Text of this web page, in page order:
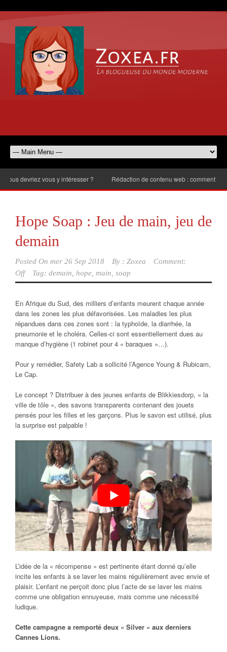
devriez vous y intéresser ? Rédaction de contenu web : comment choisir
Hope Soap : Jeu de main, jeu de
demain
Posted On mer 26 Sep 2018 By : Zoxea
Comment:
Off
Tag: demain, hope, main, soap
En Afrique du Sud, des milliers d’enfants meurent chaque année
dans les zones les plus défavorisées. Les maladies les plus
répandues dans ces zones sont : la typhoïde, la diarrhée, la
pneumonie et le choléra. Celles-ci sont essentiellement dues au
manque d’hygiène (1 robinet pour 4 « baraques »…).
Pour y remédier, Safety Lab a sollicité l’Agence Young & Rubicam,
Le Cap.
Le concept ? Distribuer à des jeunes enfants de Blikkiesdorp, « la
ville de tôle », des savons transparents contenant des jouets
pensés pour les filles et les garçons. Plus le savon est utilisé, plus
la surprise est palpable !
L’idée de la « récompense » est pertinente étant donné qu’elle
incite les enfants à se laver les mains régulièrement avec envie et
plaisir. L’enfant ne perçoit donc plus l’acte de se laver les mains
comme une obligation ennuyeuse, mais comme une nécessité
ludique.
Cette campagne a remporté deux « Silver » aux derniers
Cannes Lions.